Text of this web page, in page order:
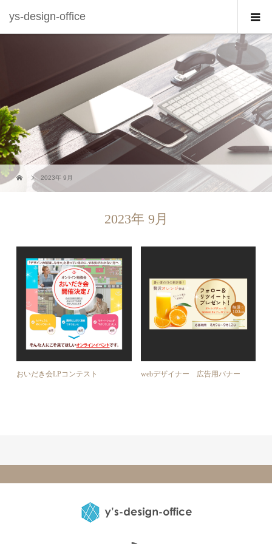
ys-design-office
2023年 9月
2023年 9月
おいだき会LPコンテスト webデザイナー 広告用バナー